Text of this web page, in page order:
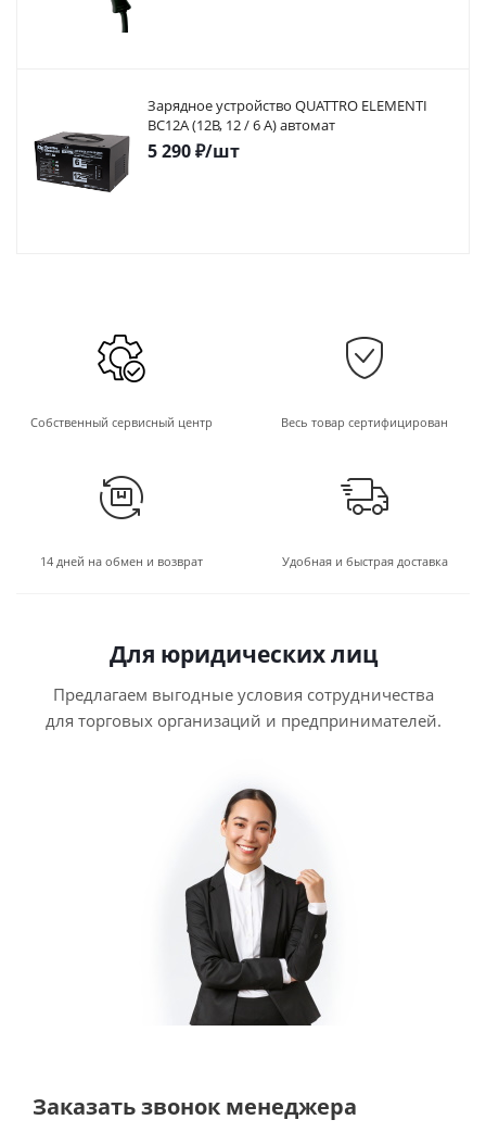
Зарядное устройство QUATTRO ELEMENTI
BC12A (12В, 12 / 6 А) автомат
5 290₽/шт
Собственный сервисный центр Весь товар сертифицирован
14 дней на обмен и возврат Удобная и быстрая доставка
Для юридических лиц
Предлагаем выгодные условия сотрудничества
для торговых организаций и предпринимателей.
Заказать звонок менеджера